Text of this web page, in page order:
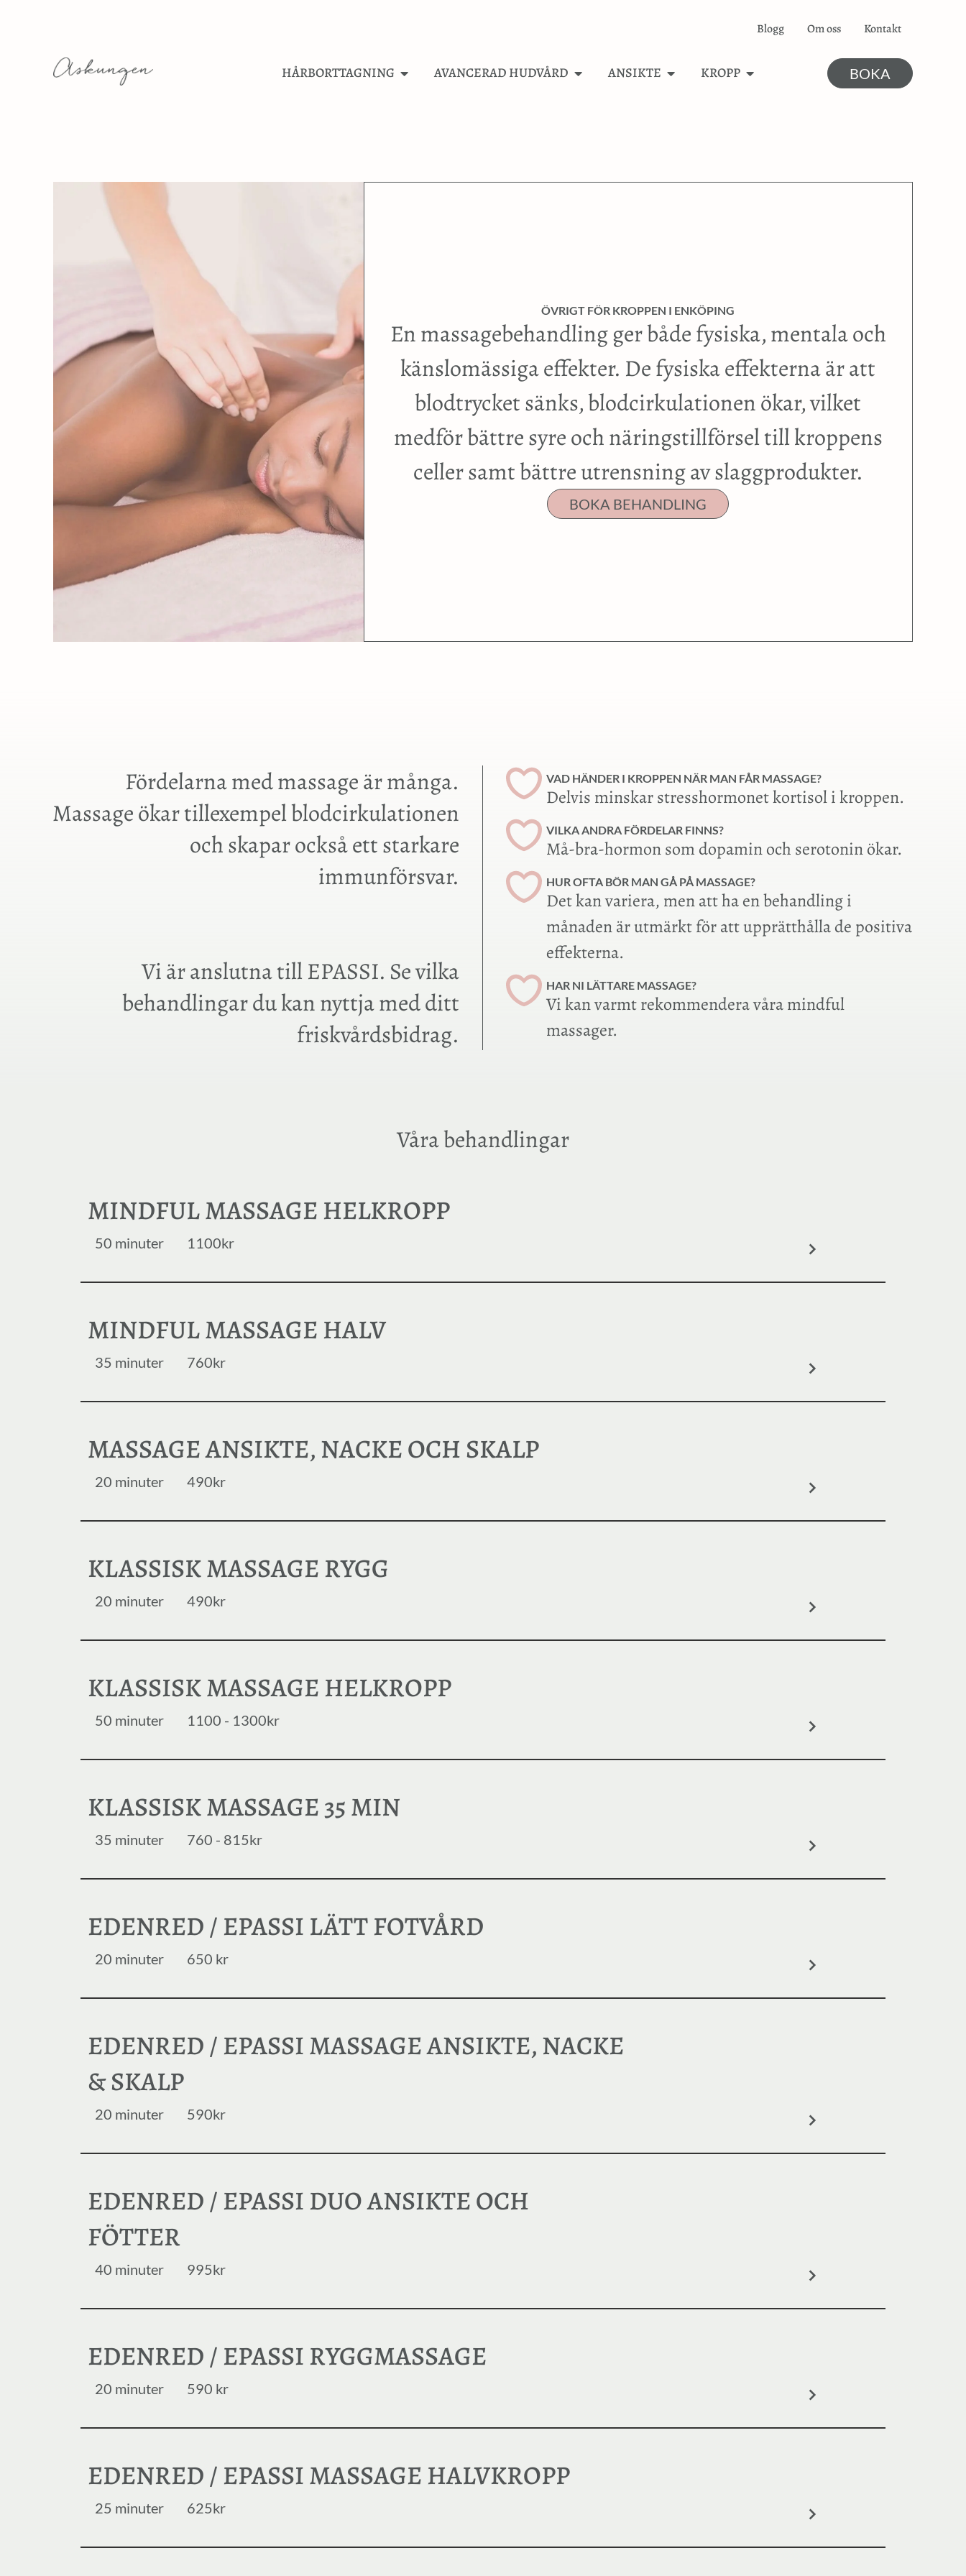
Blogg Om oss Kontakt
HÅRBORTTAGNING AVANCERAD HUDVÅRD ANSIKTE KROPP BOKA
ÖVRIGT FÖR KROPPEN I ENKÖPING
En massagebehandling ger både fysiska, mentala och
känslomässiga effekter. De fysiska effekterna är att
blodtrycket sänks, blodcirkulationen ökar, vilket
medför bättre syre och näringstillförsel till kroppens
celler samt bättre utrensning av slaggprodukter.
BOKA BEHANDLING
Fördelarna med massage är många.
Massage ökar tillexempel blodcirkulationen
och skapar också ett starkare
immunförsvar.
Vi är anslutna till EPASSI. Se vilka
behandlingar du kan nyttja med ditt
friskvårdsbidrag.
VAD HÄNDER I KROPPEN NÄR MAN FÅR MASSAGE?
Delvis minskar stresshormonet kortisol i kroppen.
VILKA ANDRA FÖRDELAR FINNS?
Må-bra-hormon som dopamin och serotonin ökar.
HUR OFTA BÖR MAN GÅ PÅ MASSAGE?
Det kan variera, men att ha en behandling i
månaden är utmärkt för att upprätthålla de positiva
effekterna.
HAR NI LÄTTARE MASSAGE?
Vi kan varmt rekommendera våra mindful
massager.
Våra behandlingar
MINDFUL MASSAGE HELKROPP
50 minuter 1100kr
MINDFUL MASSAGE HALV
35 minuter 760kr
MASSAGE ANSIKTE, NACKE OCH SKALP
20 minuter 490kr
KLASSISK MASSAGE RYGG
20 minuter 490kr
KLASSISK MASSAGE HELKROPP
50 minuter 1100 - 1300kr
KLASSISK MASSAGE 35 MIN
35 minuter 760 - 815kr
EDENRED / EPASSI LÄTT FOTVÅRD
20 minuter 650 kr
EDENRED / EPASSI MASSAGE ANSIKTE, NACKE
& SKALP
20 minuter 590kr
EDENRED / EPASSI DUO ANSIKTE OCH
FÖTTER
40 minuter 995kr
EDENRED / EPASSI RYGGMASSAGE
20 minuter 590 kr
EDENRED / EPASSI MASSAGE HALVKROPP
25 minuter 625kr